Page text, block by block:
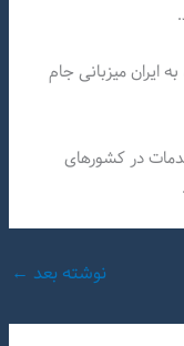
ایران میزبانی جام
در کشورهای
نوشته بعد ←